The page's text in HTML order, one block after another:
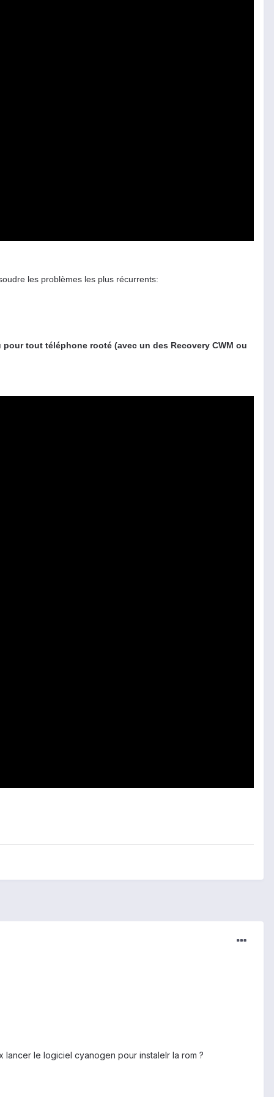
les problèmes les plus récurrents:
tout téléphone rooté (avec un des Recovery CWM ou
le logiciel cyanogen pour instalelr la rom ?